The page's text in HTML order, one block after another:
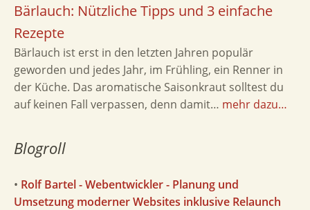
Bärlauch: Nützliche Tipps und 3 einfache
Rezepte
Bärlauch ist erst in den letzten Jahren populär
geworden und jedes Jahr, im Frühling, ein Renner in
der Küche. Das aromatische Saisonkraut solltest du
auf keinen Fall verpassen, denn damit… mehr dazu…
Blogroll
• Rolf Bartel - Webentwickler - Planung und
Umsetzung moderner Websites inklusive Relaunch